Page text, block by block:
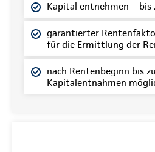
Kapital entnehmen – bis
garantierter
für die Ermittlung der
nach Rentenbeginn bis
Kapitalentnahmen